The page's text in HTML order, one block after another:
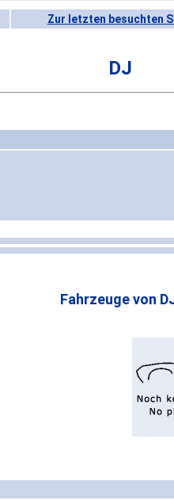
Zur letzten besuchten
DJ
Fahrzeuge von